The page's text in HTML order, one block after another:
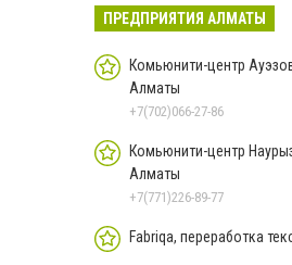
ПРЕДПРИЯТИЯ АЛМАТЫ
Комьюнити-центр
Алматы
+7(702)066-27-86
Комьюнити-центр
Алматы
+7(771)226-89-77
Fabriqa, переработка